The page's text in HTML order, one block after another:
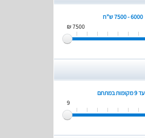
6000 - 7500 ש"ח
7500 ₪
מקומות במתחם
9